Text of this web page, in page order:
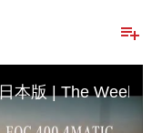
playlist_add
本版 | The